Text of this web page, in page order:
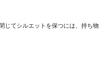
じてシルエットを保つには、持ち物